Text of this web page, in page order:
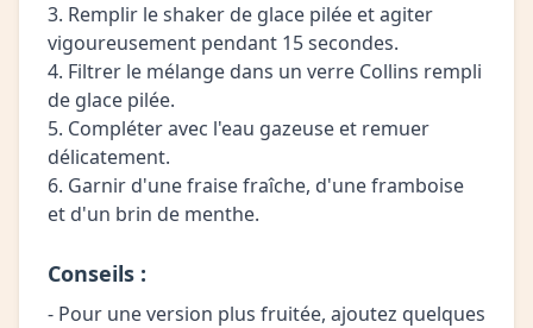
3. Remplir le shaker de glace pilée et agiter
vigoureusement pendant 15 secondes.
4. Filtrer le mélange dans un verre Collins rempli
de glace pilée.
5. Compléter avec l'eau gazeuse et remuer
délicatement.
6. Garnir d'une fraise fraîche, d'une framboise
et d'un brin de menthe.
Conseils :
- Pour une version plus fruitée, ajoutez quelques